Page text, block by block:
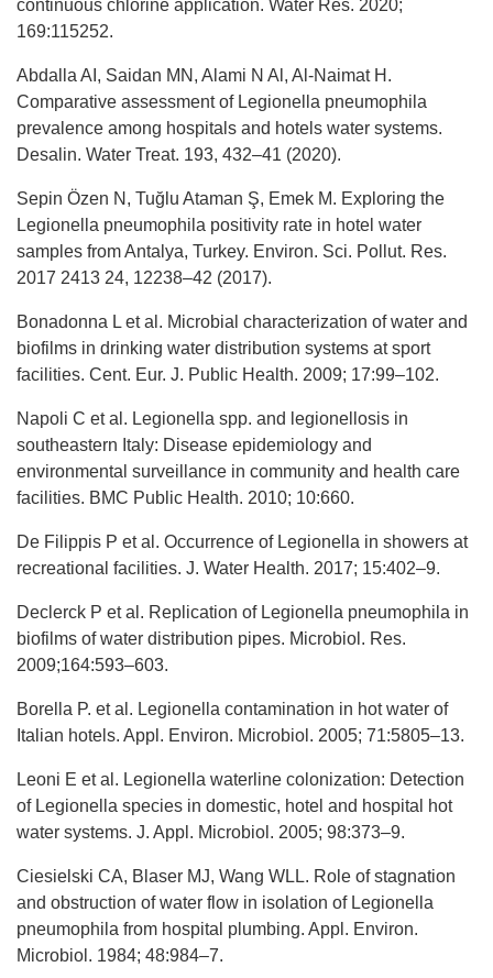
continuous chlorine application. Water Res. 2020;
169:115252.
Abdalla AI, Saidan MN, Alami N Al, Al-Naimat H.
Comparative assessment of Legionella pneumophila
prevalence among hospitals and hotels water systems.
Desalin. Water Treat. 193, 432–41 (2020).
Sepin Özen N, Tuğlu Ataman Ş, Emek M. Exploring the
Legionella pneumophila positivity rate in hotel water
samples from Antalya, Turkey. Environ. Sci. Pollut. Res.
2017 2413 24, 12238–42 (2017).
Bonadonna L et al. Microbial characterization of water and
biofilms in drinking water distribution systems at sport
facilities. Cent. Eur. J. Public Health. 2009; 17:99–102.
Napoli C et al. Legionella spp. and legionellosis in
southeastern Italy: Disease epidemiology and
environmental surveillance in community and health care
facilities. BMC Public Health. 2010; 10:660.
De Filippis P et al. Occurrence of Legionella in showers at
recreational facilities. J. Water Health. 2017; 15:402–9.
Declerck P et al. Replication of Legionella pneumophila in
biofilms of water distribution pipes. Microbiol. Res.
2009;164:593–603.
Borella P. et al. Legionella contamination in hot water of
Italian hotels. Appl. Environ. Microbiol. 2005; 71:5805–13.
Leoni E et al. Legionella waterline colonization: Detection
of Legionella species in domestic, hotel and hospital hot
water systems. J. Appl. Microbiol. 2005; 98:373–9.
Ciesielski CA, Blaser MJ, Wang WLL. Role of stagnation
and obstruction of water flow in isolation of Legionella
pneumophila from hospital plumbing. Appl. Environ.
Microbiol. 1984; 48:984–7.